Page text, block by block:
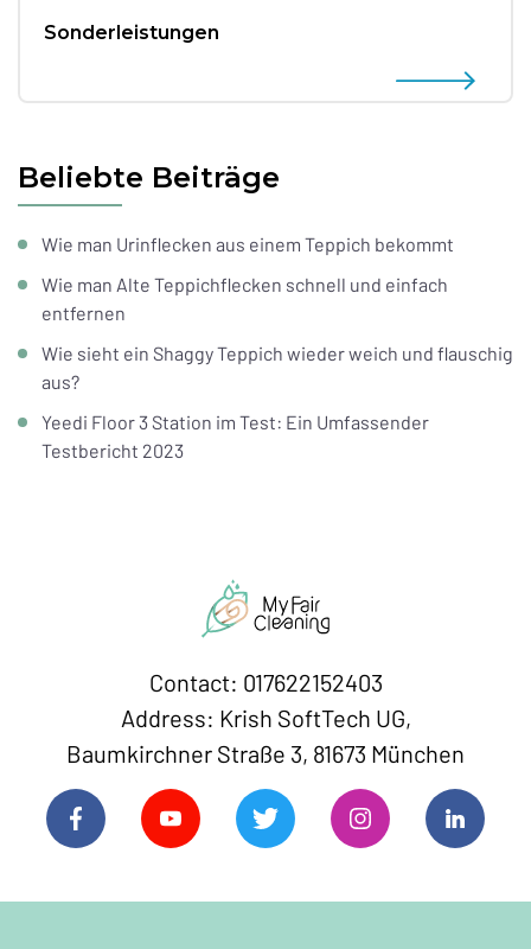
Sonderleistungen
Beliebte Beiträge
Wie man Urinflecken aus einem Teppich bekommt
Wie man Alte Teppichflecken schnell und einfach
entfernen
Wie sieht ein Shaggy Teppich wieder weich und flauschig
aus?
Yeedi Floor 3 Station im Test: Ein Umfassender
Testbericht 2023
Contact: 017622152403
Address: Krish SoftTech UG,
Baumkirchner Straße 3, 81673 München